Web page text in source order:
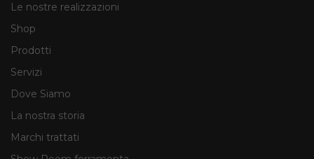
Le nostre realizzazioni
Shop
Prodotti
Servizi
Dove Siamo
La nostra storia
Marchi trattati